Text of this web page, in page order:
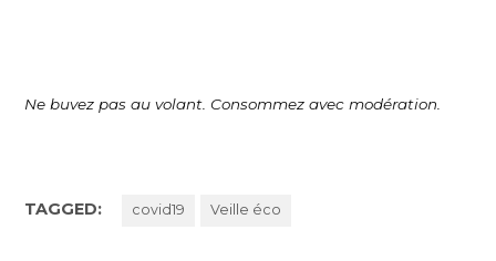
Ne buvez pas au volant. Consommez avec modération.
TAGGED: covid19 Veille éco